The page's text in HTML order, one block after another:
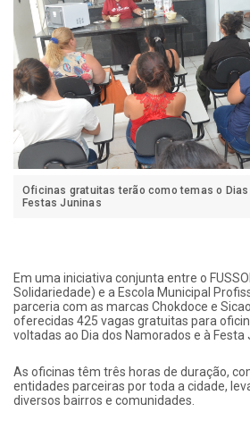
Oficinas gratuitas terão como temas o
Festas Juninas
Em uma iniciativa conjunta entre o
Solidariedade) e a Escola Municipal
parceria com as marcas Chokdoce e
oferecidas 425 vagas gratuitas para
voltadas ao Dia dos Namorados e à Festa
As oficinas têm três horas de duração,
entidades parceiras por toda a cidade,
diversos bairros e comunidades.